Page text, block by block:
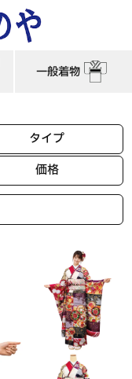
一般着物
タイプ
価格